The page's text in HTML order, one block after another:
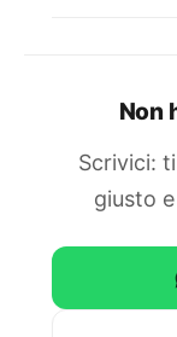
Non
Scrivici:
giusto